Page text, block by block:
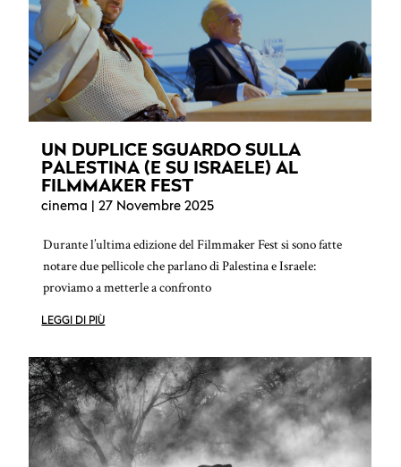
UN DUPLICE SGUARDO SULLA
PALESTINA (E SU ISRAELE) AL
FILMMAKER FEST
cinema | 27 Novembre 2025
Durante l’ultima edizione del Filmmaker Fest si sono fatte
notare due pellicole che parlano di Palestina e Israele:
proviamo a metterle a confronto
LEGGI DI PIÙ